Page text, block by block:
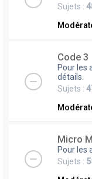
Sujets :
Code 3
Pour les
détails.
Sujets :
Micro
Pour les
Sujets :